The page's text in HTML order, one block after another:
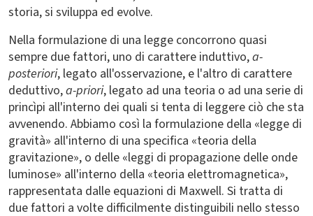
storia, si sviluppa ed evolve.
Nella formulazione di una legge concorrono quasi
sempre due fattori, uno di carattere induttivo,a-
posteriori, legato all'osservazione, e l'altro di carattere
deduttivo,a-priori, legato ad una teoria o ad una serie di
princìpi all'interno dei quali si tenta di leggere ciò che sta
avvenendo. Abbiamo così la formulazione della «legge di
gravità» all'interno di una specifica «teoria della
gravitazione», o delle «leggi di propagazione delle onde
luminose» all'interno della «teoria elettromagnetica»,
rappresentata dalle equazioni di Maxwell. Si tratta di
due fattori a volte difficilmente distinguibili nello stesso